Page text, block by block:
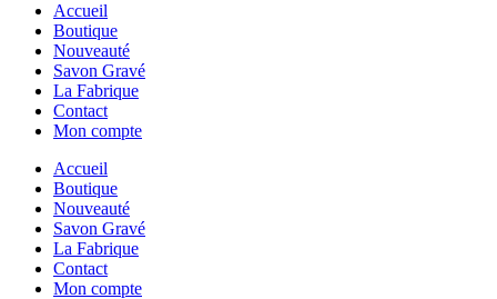
Accueil
Boutique
Nouveauté
Savon Gravé
La Fabrique
Contact
Mon compte
Accueil
Boutique
Nouveauté
Savon Gravé
La Fabrique
Contact
Mon compte